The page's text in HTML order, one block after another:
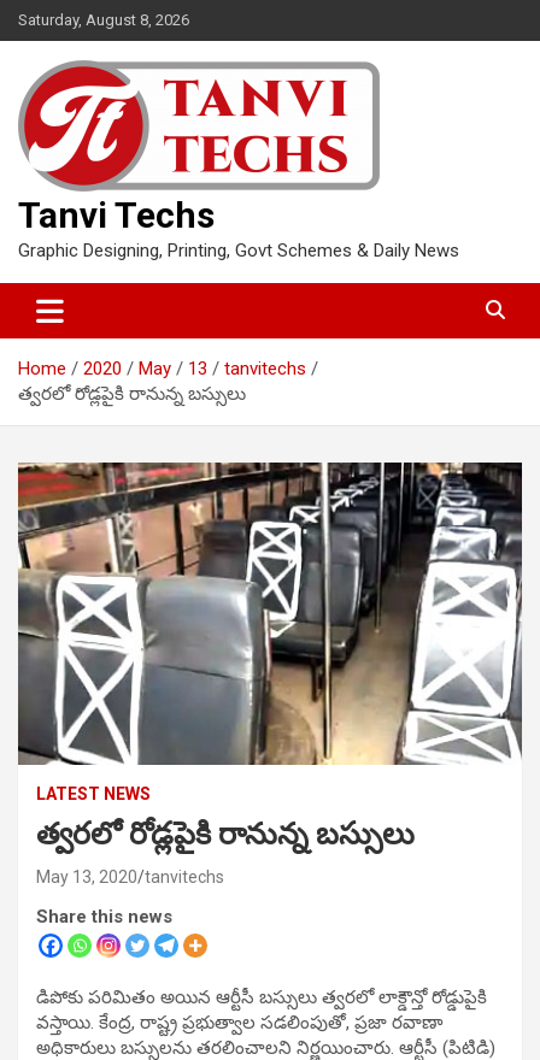
Skip
to
content
Saturday, August 8, 2026
Tanvi Techs
Graphic Designing, Printing, Govt Schemes & Daily News
Home 2020 May 13
tanvitechs
త్వరలో రోడ్లపైకి రానున్న బస్సులు
LATEST NEWS
త్వరలో రోడ్లపైకి రానున్న బస్సులు
May 13, 2020 tanvitechs
Share this news
డిపోకు పరిమితం అయిన ఆర్టీసీ బస్సులు త్వరలో లాక్డౌన్తో రోడ్డుపైకి
వస్తాయి. కేంద్ర, రాష్ట్ర ప్రభుత్వాల సడలింపుతో, ప్రజా రవాణా
అధికారులు బస్సులను తరలించాలని నిర్ణయించారు. ఆర్టీసీ (పిటిడి)